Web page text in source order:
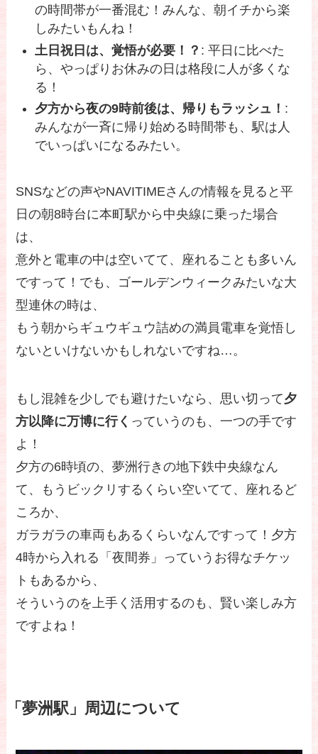
の時間帯が一番混む！みんな、朝イチから楽
しみたいもんね！
土日祝日は、覚悟が必要！？ : 平日に比べた
ら、やっぱりお休みの日は格段に人が多くな
る！
夕方から夜の9時前後は、帰りもラッシュ！ :
みんなが一斉に帰り始める時間帯も、駅は人
でいっぱいになるみたい。
SNSなどの声やNAVITIMEさんの情報を見ると平
日の朝8時台に本町駅から中央線に乗った場合
は、
意外と電車の中は空いてて、座れることも多いん
ですって！でも、ゴールデンウィークみたいな大
型連休の時は、
もう朝からギュウギュウ詰めの満員電車を覚悟し
ないといけないかもしれないですね…。
もし混雑を少しでも避けたいなら、思い切って夕
方以降に万博に行く っていうのも、一つの手です
よ！
夕方の6時頃の、夢洲行きの地下鉄中央線なん
て、もうビックリするくらい空いてて、座れるど
ころか、
ガラガラの車両もあるくらいなんですって！夕方
4時から入れる「夜間券」っていうお得なチケッ
トもあるから、
そういうのを上手く活用するのも、賢い楽しみ方
ですよね！
「夢洲駅」周辺について